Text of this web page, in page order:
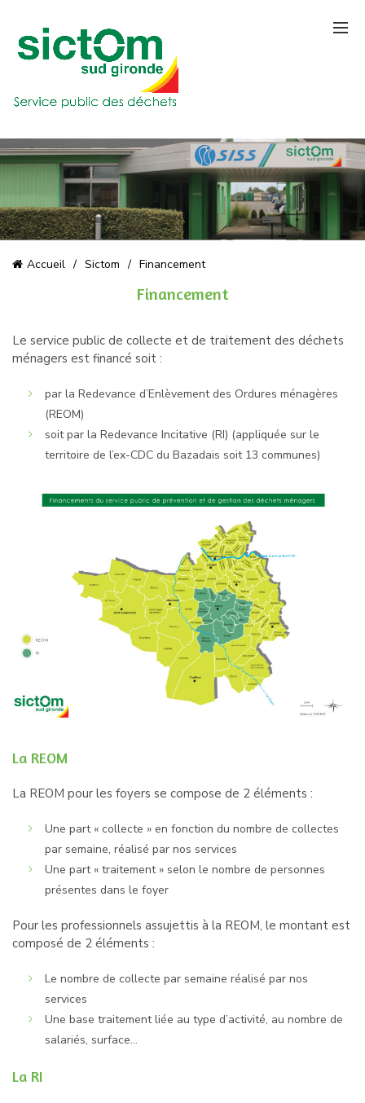
Accueil Sictom Financement
Financement
Le service public de collecte et de traitement des déchets
ménagers est financé soit :
par la Redevance d’Enlèvement des Ordures ménagères
(REOM)
soit par la Redevance Incitative (RI) (appliquée sur le
territoire de l’ex-CDC du Bazadais soit 13 communes)
La REOM
La REOM pour les foyers se compose de 2 éléments :
Une part « collecte » en fonction du nombre de collectes
par semaine, réalisé par nos services
Une part « traitement » selon le nombre de personnes
présentes dans le foyer
Pour les professionnels assujettis à la REOM, le montant est
composé de 2 éléments :
Le nombre de collecte par semaine réalisé par nos
services
Une base traitement liée au type d’activité, au nombre de
salariés, surface…
La RI